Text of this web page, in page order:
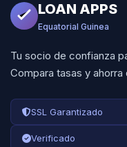
LOAN APPS
Equatorial Guinea
Tu socio de confianza
Compara tasas y ahorra
SSL Garantizado
Verificado